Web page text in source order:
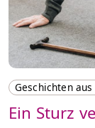
Geschichten
Ein Sturz